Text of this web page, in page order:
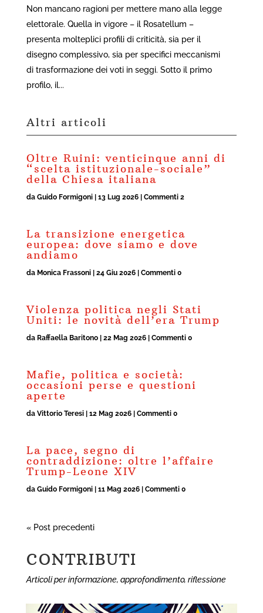
Non mancano ragioni per mettere mano alla legge
elettorale. Quella in vigore – il Rosatellum –
presenta molteplici profili di criticità, sia per il
disegno complessivo, sia per specifici meccanismi
di trasformazione dei voti in seggi. Sotto il primo
profilo, il...
Altri articoli
Oltre Ruini: venticinque anni di
“scelta istituzionale-sociale”
della Chiesa italiana
da Guido Formigoni| 13 Lug 2026| Commenti 2
La transizione energetica
europea: dove siamo e dove
andiamo
da Monica Frassoni| 24 Giu 2026| Commenti 0
Violenza politica negli Stati
Uniti: le novità dell’era Trump
da Raffaella Baritono| 22 Mag 2026| Commenti 0
Mafie, politica e società:
occasioni perse e questioni
aperte
da Vittorio Teresi| 12 Mag 2026| Commenti 0
La pace, segno di
contraddizione: oltre l’affaire
Trump-Leone XIV
da Guido Formigoni| 11 Mag 2026| Commenti 0
« Post precedenti
CONTRIBUTI
Articoli per informazione, approfondimento, riflessione